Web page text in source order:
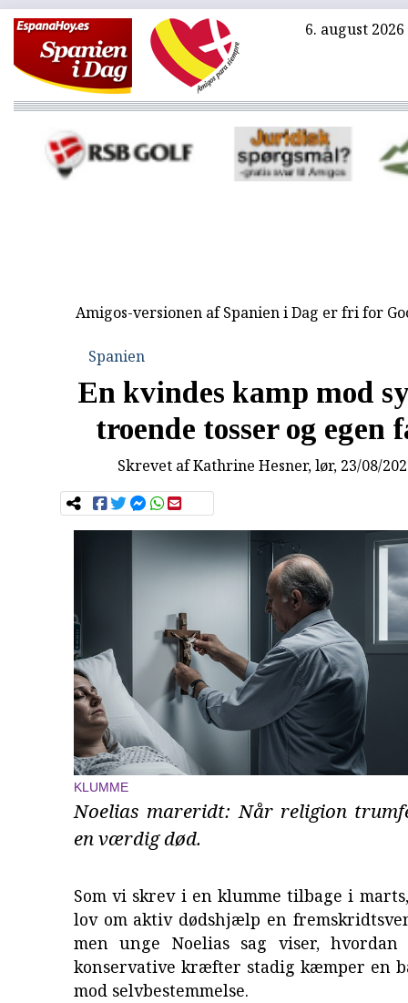
6. august 2026
Amigos-versionen af Spanien i Dag er fri for
Spanien
En kvindes kamp mod
troende tosser og egen
Skrevet afKathrine Hesner, lør, 23/08/
KLUMME
Noelias mareridt: Når religion
en værdig død.
Som vi skrev i en klumme tilbage i
lov om aktiv dødshjælp en
men unge Noelias sag viser,
konservative kræfter stadig kæmper en
mod selvbestemmelse.